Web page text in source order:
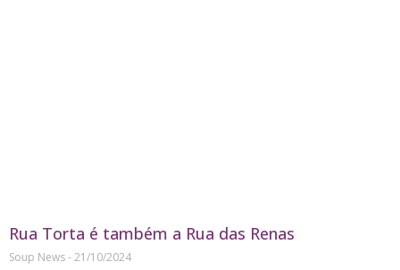
Rua Torta é também a Rua das Renas
Soup News 21/10/2024